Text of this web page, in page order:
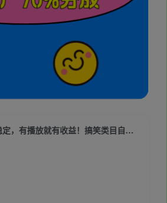
（6212期）中视频伙伴计划玩法！长久正规稳定，有播放就有收益！搞笑类目自带流量